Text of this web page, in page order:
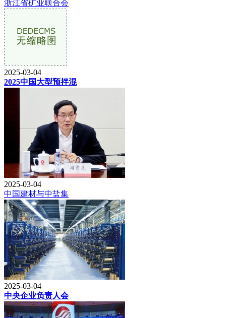
浙江省矿业联合会
2025-03-04
2025中国大型预拌混
2025-03-04
中国建材与中盐集
2025-03-04
中央企业负责人会